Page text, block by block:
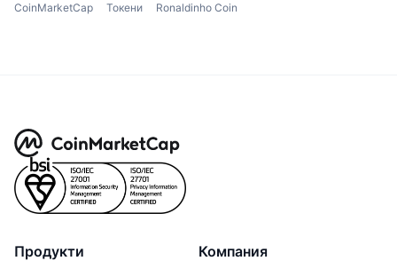
CoinMarketCap Токени Ronaldinho Coin
Продукти Компания